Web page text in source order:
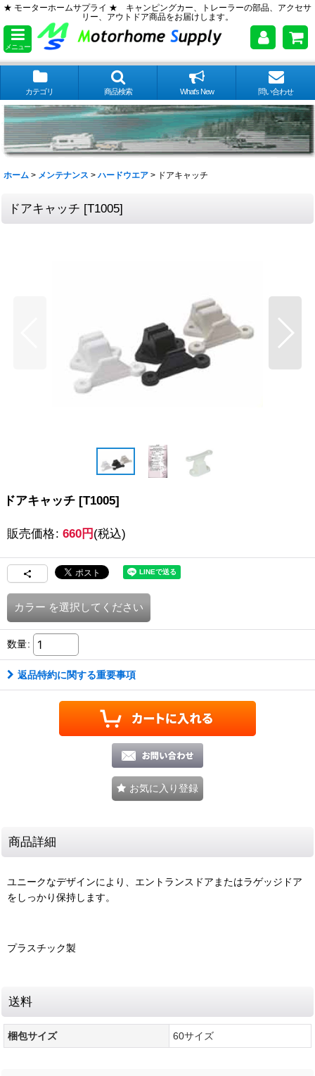
★ モーターホームサプライ ★ キャンピングカー、トレーラーの部品、アクセサ
リー、アウトドア商品をお届けします。
メニュー
カテゴリ 商品検索 What's New 問い合わせ
ホーム > メンテナンス > ハードウエア > ドアキャッチ
ドアキャッチ [T1005]
ドアキャッチ [T1005]
販売価格: 660円 (税込)
カラー を選択してください
数量:
返品特約に関する重要事項
お気に入り登録
商品詳細
ユニークなデザインにより、エントランスドアまたはラゲッジドア
をしっかり保持します。
プラスチック製
送料
梱包サイズ 60サイズ